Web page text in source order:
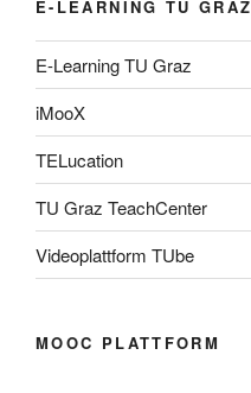
E-LEARNING TU GRAZ
E-Learning TU Graz
iMooX
TELucation
TU Graz TeachCenter
Videoplattform TUbe
MOOC PLATTFORM